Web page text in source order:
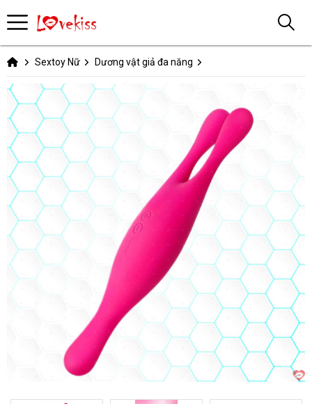
Sextoy Nữ Dương vật giả đa năng